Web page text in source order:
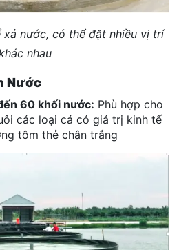
nước, có thể đặt nhiều vị trí
nhau
Nước
60 khối nước: Phù hợp cho
các loại cá có giá trị kinh tế
tôm thẻ chân trắng